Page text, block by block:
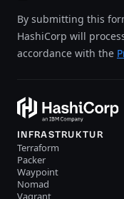
By submitting this
HashiCorp will
accordance with the
INFRASTRUKTUR
Terraform
Packer
Waypoint
Nomad
Vagrant